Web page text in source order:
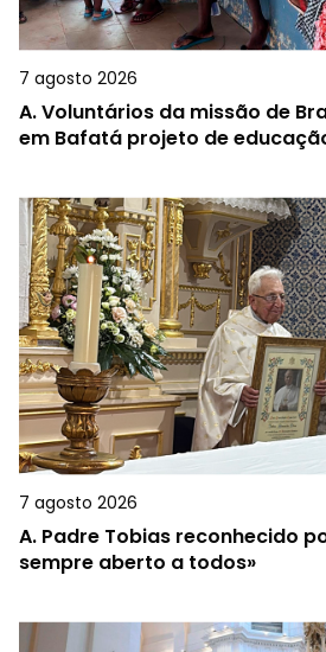
7 agosto 2026
A.Voluntários da missão de
em Bafatá projeto de
7 agosto 2026
A. Padre Tobias reconhecido
sempre aberto a todos»